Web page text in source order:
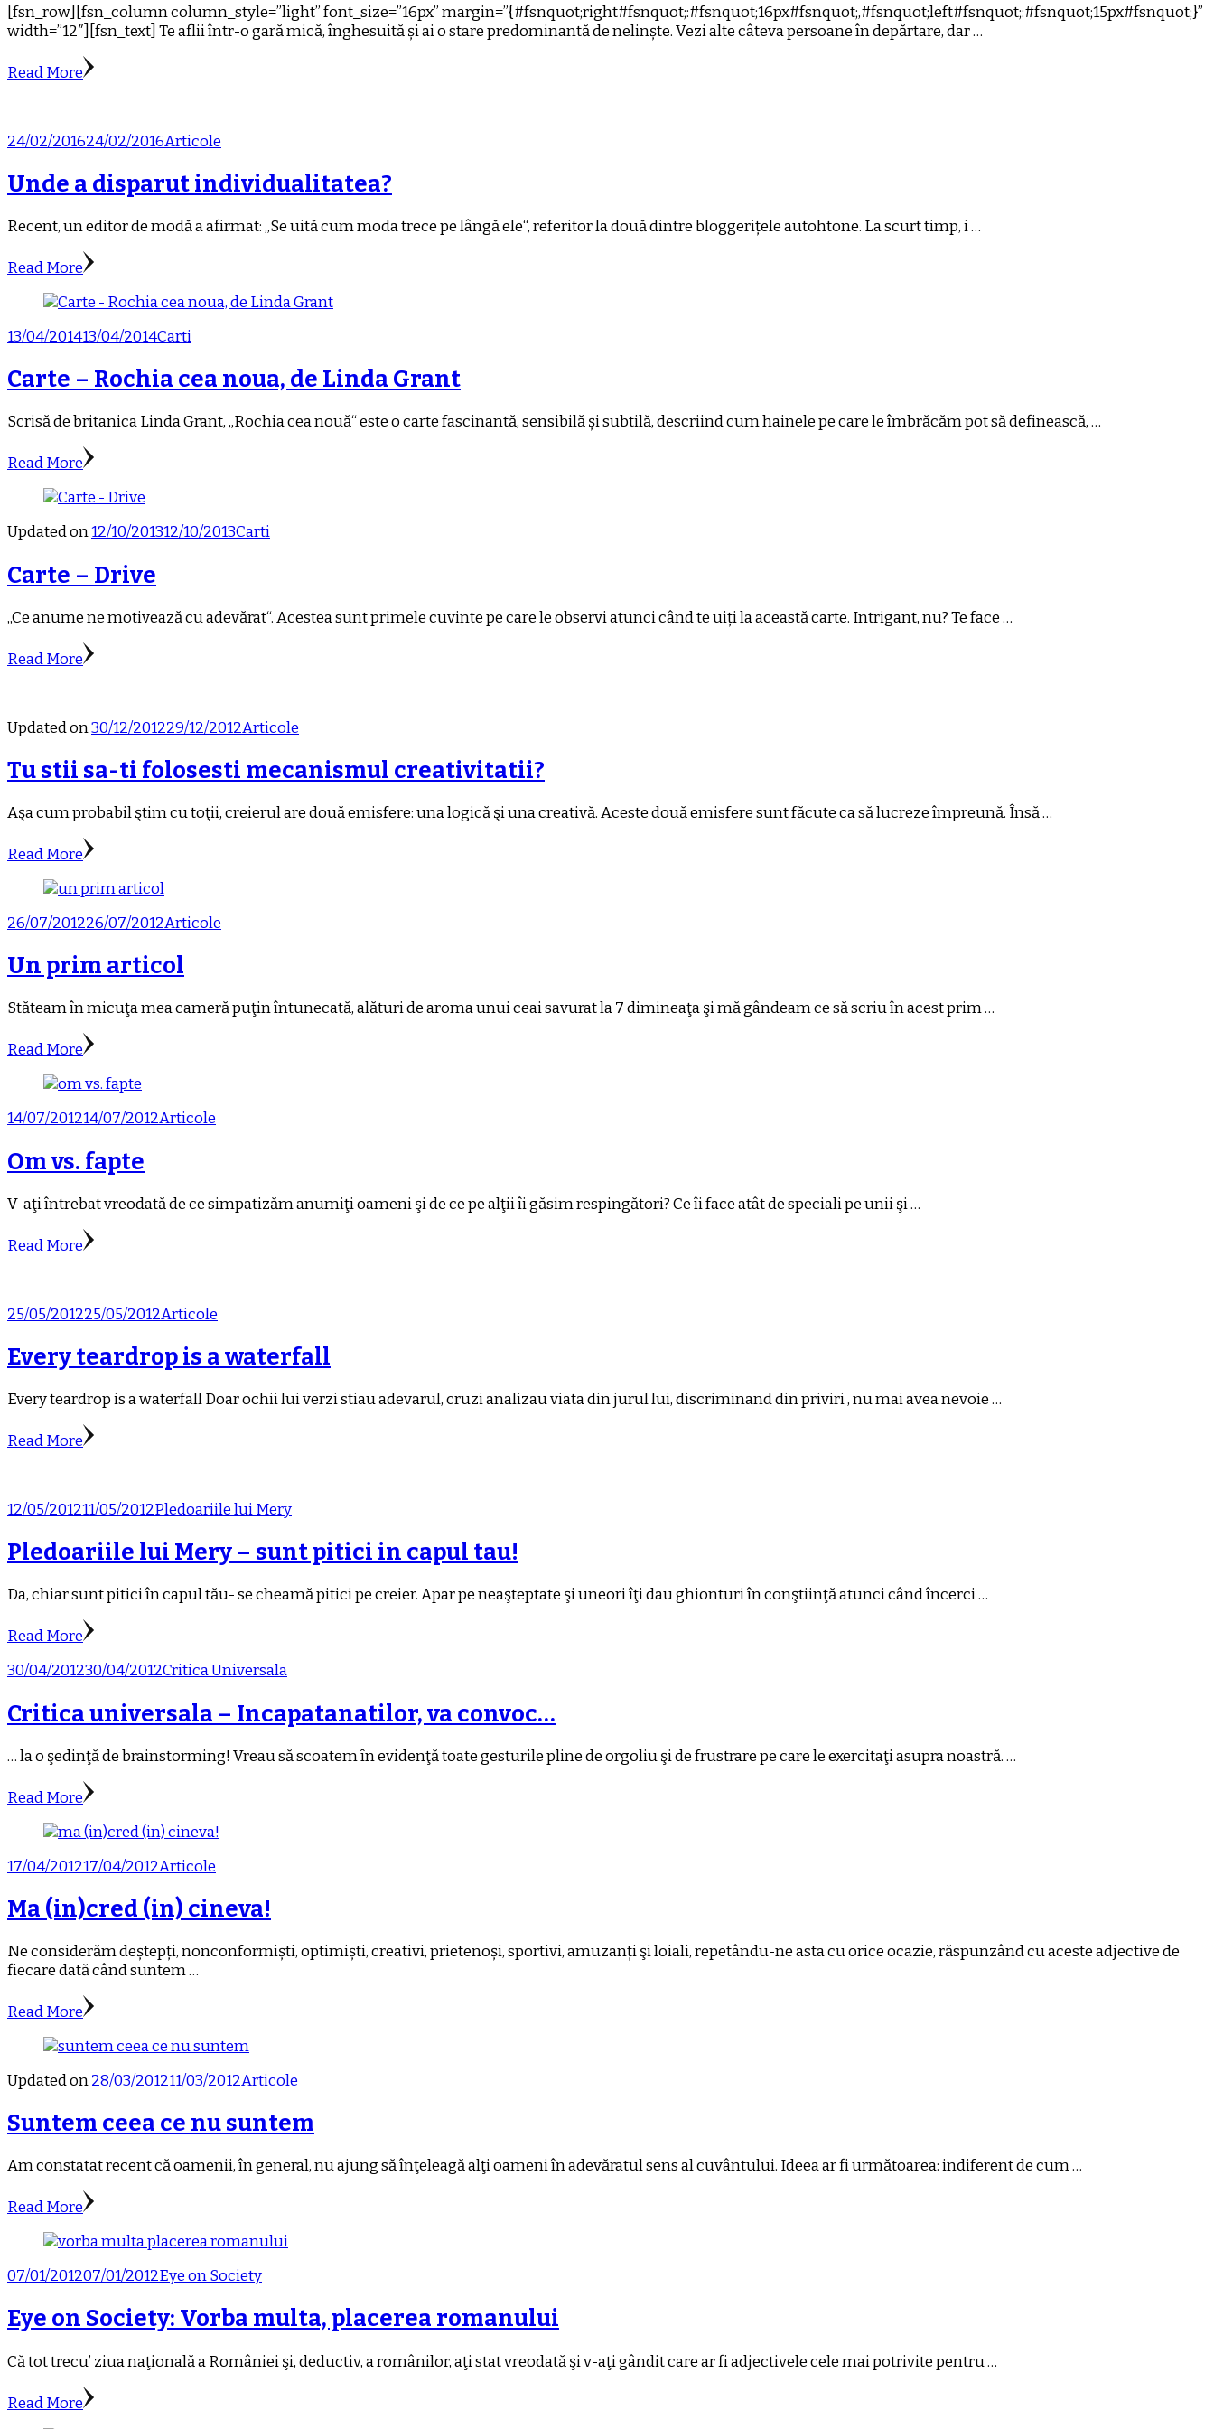
[fsn_row][fsn_column column_style=”light” font_size=”16px” margin=”{#fsnquot;right#fsnquot;:#fsnquot;16px#fsnquot;,#fsnquot;left#fsnquot;:#fsnquot;15px#fsnquot;}”
width=”12″][fsn_text] Te aflii într-o gară mică, înghesuită și ai o stare predominantă de nelinște. Vezi alte câteva persoane în depărtare, dar …
Read More
24/02/201624/02/2016Articole
Unde a disparut individualitatea?
Recent, un editor de modă a afirmat: „Se uită cum moda trece pe lângă ele“, referitor la două dintre bloggerițele autohtone. La scurt timp, i …
Read More
13/04/201413/04/2014Carti
Carte – Rochia cea noua, de Linda Grant
Scrisă de britanica Linda Grant, „Rochia cea nouă“ este o carte fascinantă, sensibilă și subtilă, descriind cum hainele pe care le îmbrăcăm pot să definească, …
Read More
Updated on12/10/201312/10/2013Carti
Carte – Drive
„Ce anume ne motivează cu adevărat“. Acestea sunt primele cuvinte pe care le observi atunci când te uiți la această carte. Intrigant, nu? Te face …
Read More
Updated on30/12/201229/12/2012Articole
Tu stii sa-ti folosesti mecanismul creativitatii?
Aşa cum probabil ştim cu toţii, creierul are două emisfere: una logică şi una creativă. Aceste două emisfere sunt făcute ca să lucreze împreună. Însă …
Read More
26/07/201226/07/2012Articole
Un prim articol
Stăteam în micuţa mea cameră puţin întunecată, alături de aroma unui ceai savurat la 7 dimineaţa şi mă gândeam ce să scriu în acest prim …
Read More
14/07/201214/07/2012Articole
Om vs. fapte
V-aţi întrebat vreodată de ce simpatizăm anumiţi oameni şi de ce pe alţii îi găsim respingători? Ce îi face atât de speciali pe unii şi …
Read More
25/05/201225/05/2012Articole
Every teardrop is a waterfall
Every teardrop is a waterfall Doar ochii lui verzi stiau adevarul, cruzi analizau viata din jurul lui, discriminand din priviri , nu mai avea nevoie …
Read More
12/05/201211/05/2012Pledoariile lui Mery
Pledoariile lui Mery – sunt pitici in capul tau!
Da, chiar sunt pitici în capul tău- se cheamă pitici pe creier. Apar pe neaşteptate şi uneori îţi dau ghionturi în conştiinţă atunci când încerci …
Read More
30/04/201230/04/2012Critica Universala
Critica universala – Incapatanatilor, va convoc…
… la o şedinţă de brainstorming! Vreau să scoatem în evidenţă toate gesturile pline de orgoliu şi de frustrare pe care le exercitaţi asupra noastră. …
Read More
17/04/201217/04/2012Articole
Ma (in)cred (in) cineva!
Ne considerăm deștepți, nonconformiști, optimiști, creativi, prietenoși, sportivi, amuzanți şi loiali, repetându-ne asta cu orice ocazie, răspunzând cu aceste adjective de
fiecare dată când suntem …
Read More
Updated on28/03/201211/03/2012Articole
Suntem ceea ce nu suntem
Am constatat recent că oamenii, în general, nu ajung să înţeleagă alţi oameni în adevăratul sens al cuvântului. Ideea ar fi următoarea: indiferent de cum …
Read More
07/01/201207/01/2012Eye on Society
Eye on Society: Vorba multa, placerea romanului
Că tot trecu’ ziua naţională a României şi, deductiv, a românilor, aţi stat vreodată şi v-aţi gândit care ar fi adjectivele cele mai potrivite pentru …
Read More